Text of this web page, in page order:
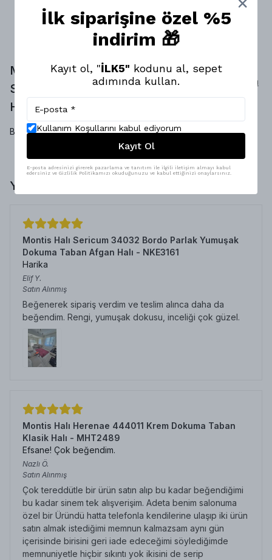
Montis Halı Pembe Kendinden
Saçaklı Tüysüz Fırsat Halısı -
HFH2413 Yorumlar
Yorum
Yap
Bu ürün için henüz yorum yapılmamış.
Yorumlar
Montis Halı Sericum 34032 Bordo Parlak Yumuşak
Dokuma Taban Afgan Halı - NKE3161
Harika
Elif Y.
Satın Alınmış
Beğenerek sipariş verdim ve teslim alınca daha da
beğendim. Rengi, yumuşak dokusu, inceliği çok güzel.
Montis Halı Herenae 444011 Krem Dokuma Taban
Klasik Halı - MHT2489
Efsane! Çok beğendim.
Nazlı Ö.
Satın Alınmış
Çok tereddütle bir ürün satın alıp bu kadar beğendiğimi
bu kadar sinem tek alışverişim. Adeta benim salonuma
özel bir Üründü hatta telefonla kendilerine ulaşıp iki ürün
satın almak istediğimi memnun kalmazsam aynı gün
içerisinde birisini geri iade edeceğimi söylediğimde
memnuniyetle hiçbir sıkıntı yok ikisini de serip
İlk siparişine özel %5
indirim 🎁
Kayıt ol, "İLK5" kodunu al, sepet
adımında kullan.
Kullanım Koşullarını kabul ediyorum
Kayıt Ol
E-posta adresinizi girerek pazarlama ve tanıtım ile ilgili iletişim almayı kabul
edersiniz ve Gizlilik Politikamızı okuduğunuzu ve kabul ettiğinizi onaylarsınız.